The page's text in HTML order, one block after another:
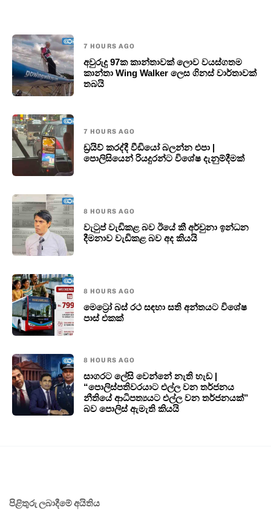
7 HOURS AGO
අවුරුදු 97ක කාන්තාවක් ලොව වයස්ගතම
කාන්තා Wing Walker ලෙස ගිනස් වාර්තාවක්
තබයි
7 HOURS AGO
ඩ්‍රයිව් කරද්දී වීඩියෝ බලන්න එපා |
පොලිසියෙන් රියදුරන්ට විශේෂ දැනුම්දීමක්
8 HOURS AGO
වැටුප් වැඩිකළ බව ඊයේ කී අර්චුනා ඉන්ධන
දීමනාව වැඩිකළ බව අද කියයි
8 HOURS AGO
මෙට්‍රෝ බස් රථ සඳහා සති අන්තයට විශේෂ
පාස් එකක්
8 HOURS AGO
සාගරට ලේසි වෙන්නේ නැති හැඩ |
“පොලිස්පතිවරයාට එල්ල වන තර්ජනය
නීතියේ ආධිපත්‍යයට එල්ල වන තර්ජනයක්”
බව පොලිස් ඇමැති කියයි
පිළිතුරු ලබාදීමේ අයිතිය